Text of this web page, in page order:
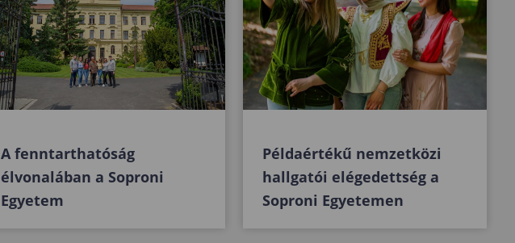
A fenntarthatóság
élvonalában a Soproni
Egyetem
Példaértékű nemzetközi
hallgatói elégedettség a
Soproni Egyetemen